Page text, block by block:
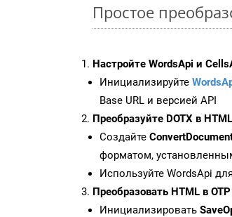
Простое
Настройте WordsApi и
Инициализируйте
Base URL и версией API
Преобразуйте DOTX в
Создайте
форматом,
Используйте WordsApi
Преобразовать HTML в
Инициализировать